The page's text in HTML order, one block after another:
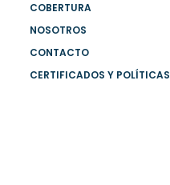
COBERTURA
NOSOTROS
CONTACTO
CERTIFICADOS Y POLÍTICAS